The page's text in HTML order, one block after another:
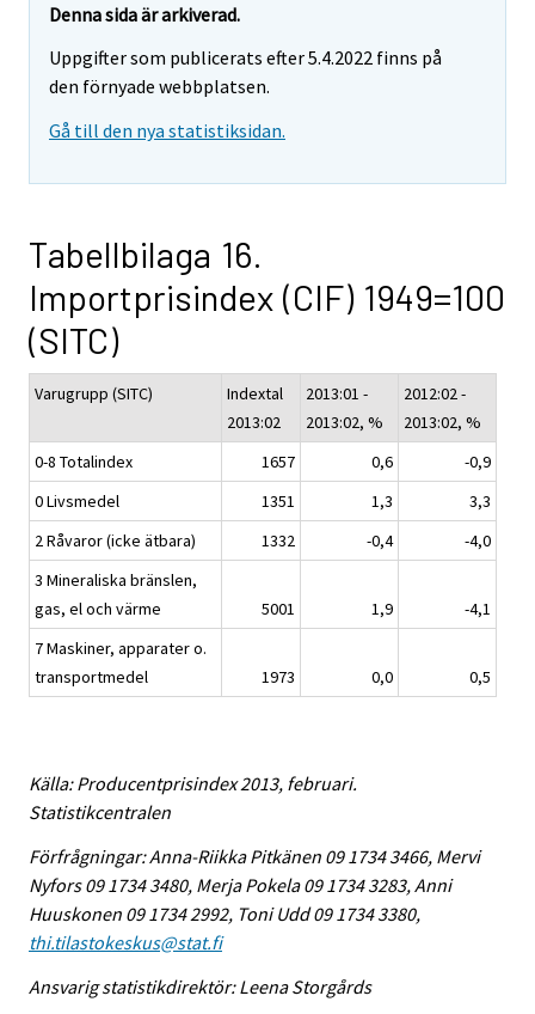
Denna sida är arkiverad.
Uppgifter som publicerats efter 5.4.2022 finns på
den förnyade webbplatsen.
Gå till den nya statistiksidan.
Tabellbilaga 16.
Importprisindex (CIF) 1949=100
(SITC)
Varugrupp (SITC)
Indextal
2013:02
2013:01 -
2013:02, %
2012:02 -
2013:02, %
0-8 Totalindex
1657 0,6
-0,9
0 Livsmedel
1351 1,3
3,3
2 Råvaror (icke ätbara)
1332 -0,4
-4,0
3 Mineraliska bränslen,
gas, el och värme
5001 1,9
-4,1
7 Maskiner, apparater o.
transportmedel
1973 0,0 0,5
Källa: Producentprisindex 2013, februari.
Statistikcentralen
Förfrågningar: Anna-Riikka Pitkänen 09 1734 3466, Mervi
Nyfors 09 1734 3480, Merja Pokela 09 1734 3283, Anni
Huuskonen 09 1734 2992, Toni Udd 09 1734 3380,
thi.tilastokeskus@stat.fi
Ansvarig statistikdirektör: Leena Storgårds